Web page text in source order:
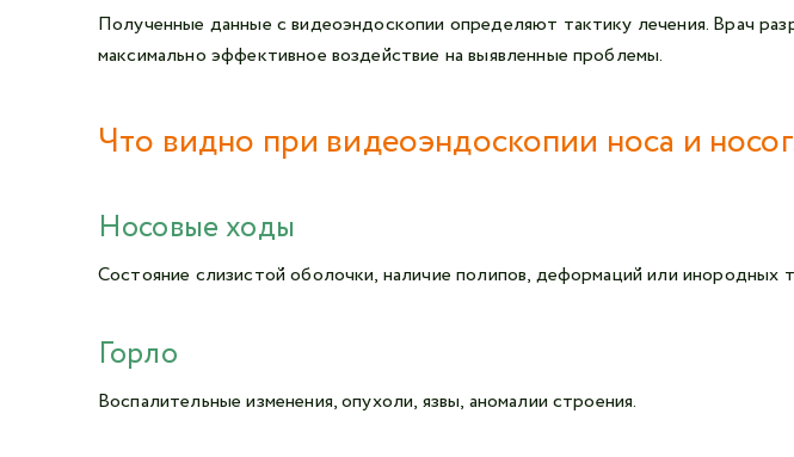
Полученные данные с видеоэндоскопии определяют тактику лечения. Врач
максимально эффективное воздействие на выявленные проблемы.
Что видно при видеоэндоскопии носа и
Носовые ходы
Состояние слизистой оболочки, наличие полипов, деформаций или инородных
Горло
Воспалительные изменения, опухоли, язвы, аномалии строения.